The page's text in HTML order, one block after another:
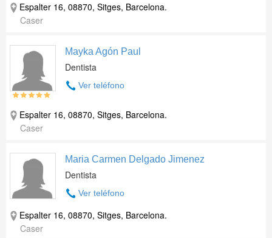
Espalter 16, 08870, Sitges, Barcelona.
Caser
Mayka Agón Paul
Dentista
Ver teléfono
Espalter 16, 08870, Sitges, Barcelona.
Caser
Maria Carmen Delgado Jimenez
Dentista
Ver teléfono
Espalter 16, 08870, Sitges, Barcelona.
Caser